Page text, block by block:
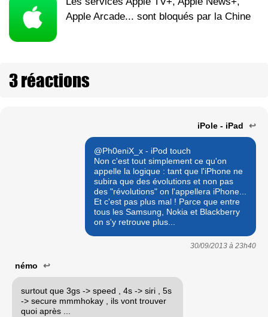
Apple Arcade... sont bloqués par la Chine
3 réactions
iPole - iPad ↩
@Ph0eniX_x - iPod touch
Non c'est tout simplement ce qu'on
appelle la logique : tant que l'iPhone ne
subira que des évolutions et non pas
des "révolutions" on l'appellera iPhone...
Et c'est pas plus mal ! Parce que entre
tous les Samsung, Nokia et Blackberry
on s'y retrouve plus...
30/09/2013 à 23h40
némo ↩
surtout que 3gs -> speed , 4s -> siri , 5s
-> secure mmmhokay , ils vont trouver
quoi après ...